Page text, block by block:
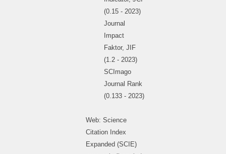
(0.15 - 2023)
Journal
Impact
Faktor, JIF
(1.2 - 2023)
SCImago
Journal Rank
(0.133 - 2023)
Web: Science
Citation Index
Expanded (SCIE)